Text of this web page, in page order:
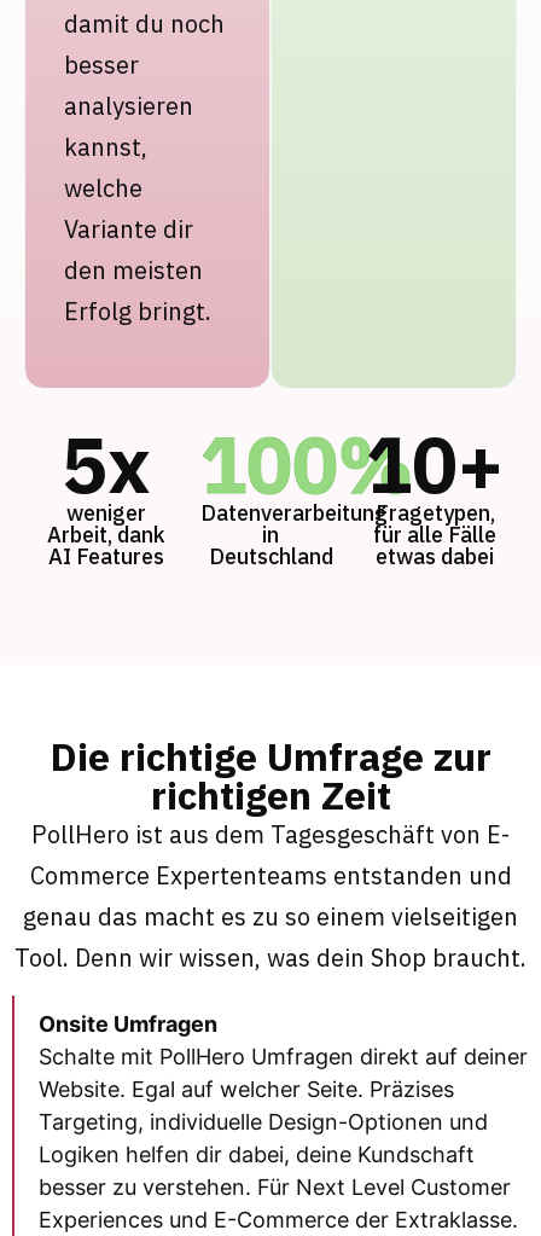
damit du noch
besser
analysieren
kannst,
welche
Variante dir
den meisten
Erfolg bringt.
5x
weniger
Arbeit, dank
AI Features
100%
Datenverarbeitung
in
Deutschland
10+
Fragetypen,
für alle Fälle
etwas dabei
Die richtige Umfrage zur
richtigen Zeit
PollHero ist aus dem Tagesgeschäft von E-
Commerce Expertenteams entstanden und
genau das macht es zu so einem vielseitigen
Tool. Denn wir wissen, was dein Shop braucht.
Onsite Umfragen
Schalte mit PollHero Umfragen direkt auf deiner
Website. Egal auf welcher Seite. Präzises
Targeting, individuelle Design-Optionen und
Logiken helfen dir dabei, deine Kundschaft
besser zu verstehen. Für Next Level Customer
Experiences und E-Commerce der Extraklasse.